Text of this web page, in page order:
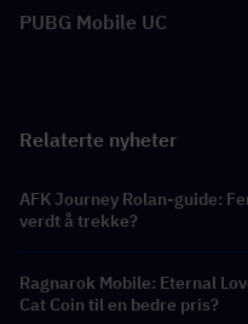
PUBG Mobile UC
Relaterte nyheter
AFK Journey Rolan-guide:
verdt å trekke?
Ragnarok Mobile: Eternal
Cat Coin til en bedre pris?